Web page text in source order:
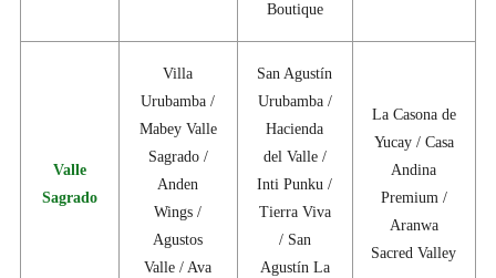
Boutique
Valle
Sagrado
Villa
Urubamba /
Mabey Valle
Sagrado /
Anden
Wings /
Agustos
Valle / Ava
San Agustín
Urubamba /
Hacienda
del Valle /
Inti Punku /
Tierra Viva
/ San
Agustín La
La Casona de
Yucay / Casa
Andina
Premium /
Aranwa
Sacred Valley